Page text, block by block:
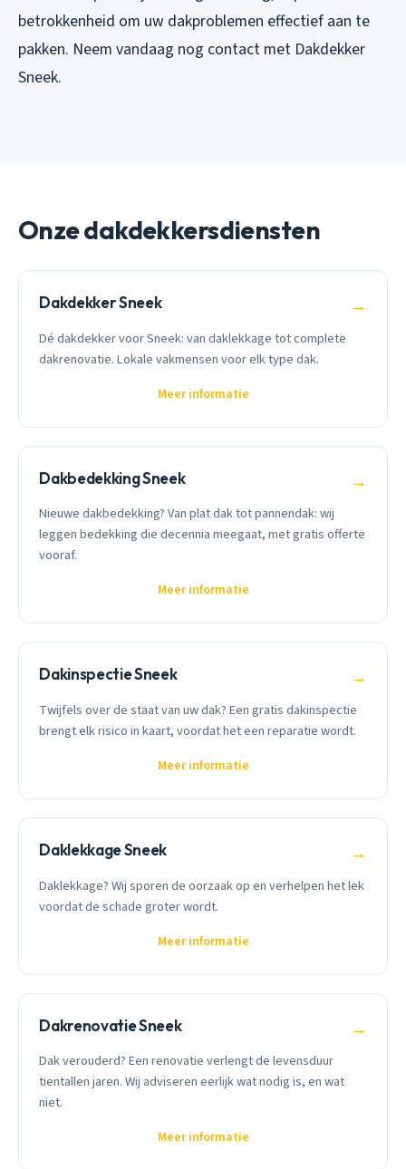
betrokkenheid om uw dakproblemen effectief aan te
pakken. Neem vandaag nog contact met Dakdekker
Sneek.
Onze dakdekkersdiensten
Dakdekker Sneek →
Dé dakdekker voor Sneek: van daklekkage tot complete
dakrenovatie. Lokale vakmensen voor elk type dak.
Meer informatie
Dakbedekking Sneek →
Nieuwe dakbedekking? Van plat dak tot pannendak: wij
leggen bedekking die decennia meegaat, met gratis offerte
vooraf.
Meer informatie
Dakinspectie Sneek →
Twijfels over de staat van uw dak? Een gratis dakinspectie
brengt elk risico in kaart, voordat het een reparatie wordt.
Meer informatie
Daklekkage Sneek →
Daklekkage? Wij sporen de oorzaak op en verhelpen het lek
voordat de schade groter wordt.
Meer informatie
Dakrenovatie Sneek →
Dak verouderd? Een renovatie verlengt de levensduur
tientallen jaren. Wij adviseren eerlijk wat nodig is, en wat
niet.
Meer informatie